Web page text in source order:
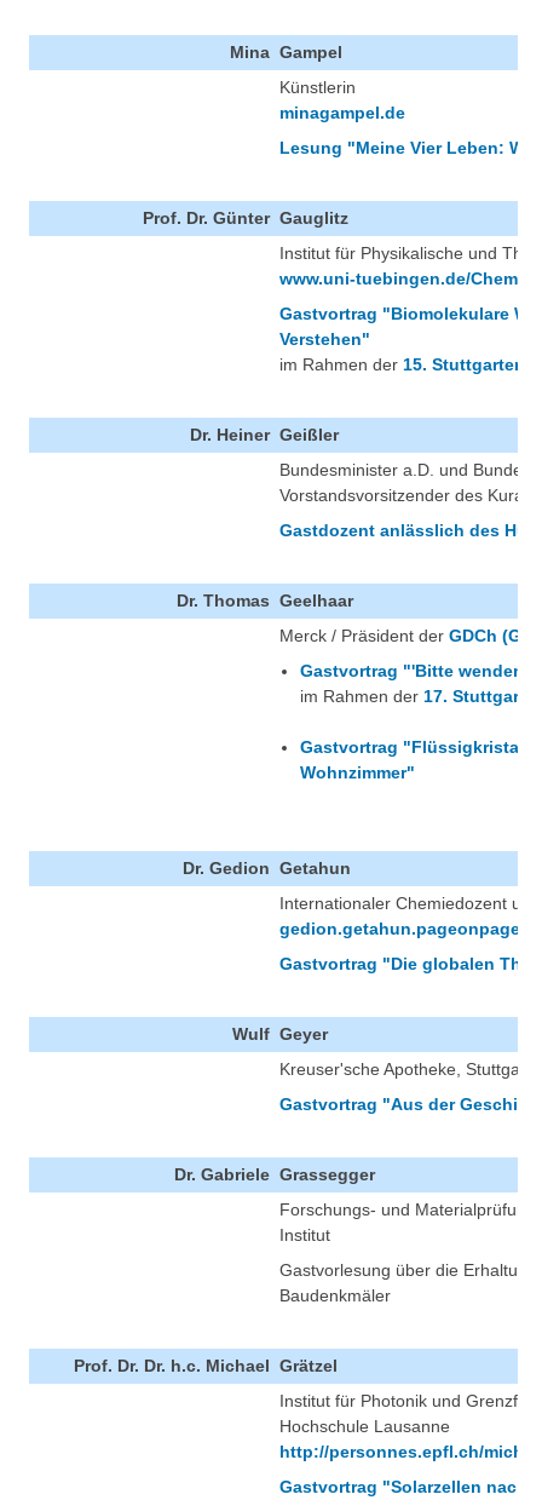
Mina Gampel
Künstlerin
minagampel.de
Lesung "Meine Vier Leben:
Prof. Dr. Günter Gauglitz
Institut für Physikalische und
www.uni-tuebingen.de/
Gastvortrag "Biomolekulare
Verstehen"
im Rahmen der 15. Stuttgarter
Dr. Heiner Geißler
Bundesminister a.D. und
Vorstandsvorsitzender des
Gastdozent anlässlich des
Dr. Thomas Geelhaar
Merck / Präsident der GDCh
Gastvortrag "'Bitte wenden!
im Rahmen der 17.
Gastvortrag
Wohnzimmer"
Dr. Gedion Getahun
Internationaler Chemiedozent
Gastvortrag "Die globalen
Wulf Geyer
Kreuser'sche Apotheke, Stuttgart
Gastvortrag "Aus der
Dr. Gabriele Grassegger
Forschungs- und
Institut
Gastvorlesung über die
Baudenkmäler
Prof. Dr. Dr. h.c. Michael Grätzel
Institut für Photonik und
Hochschule Lausanne
http://personnes.epfl.ch/
Gastvortrag "Solarzellen nach